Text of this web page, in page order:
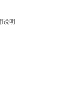
说明